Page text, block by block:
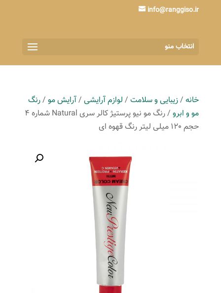
info@ranggiso.ir
انتخاب منو
خانه/زیبایی و سلامت/ لوازم آرایشی/آرایش مو/رنگ
مو و ابرو
/ رنگ مو نیو پرستیژ کالر سری Natural شماره 4
حجم 120 میلی لیتر رنگ قهوه ای